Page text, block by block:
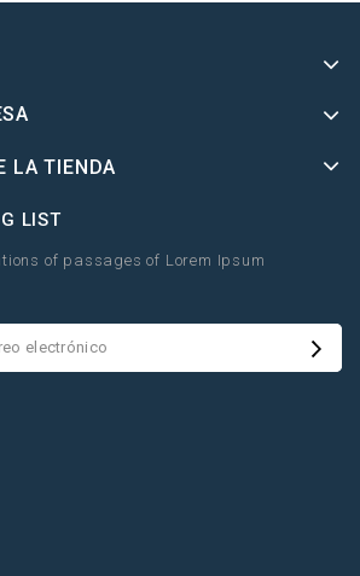
LA TIENDA
LIST
of passages of Lorem Ipsum